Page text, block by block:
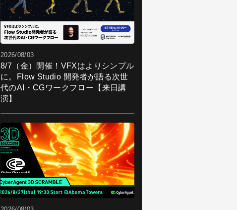
2026/08/03
8/7（金）開催！VFXはよりシンプル
に。Flow Studio 開発者が語る次世
代のAI・CGワークフロー【来日講
演】